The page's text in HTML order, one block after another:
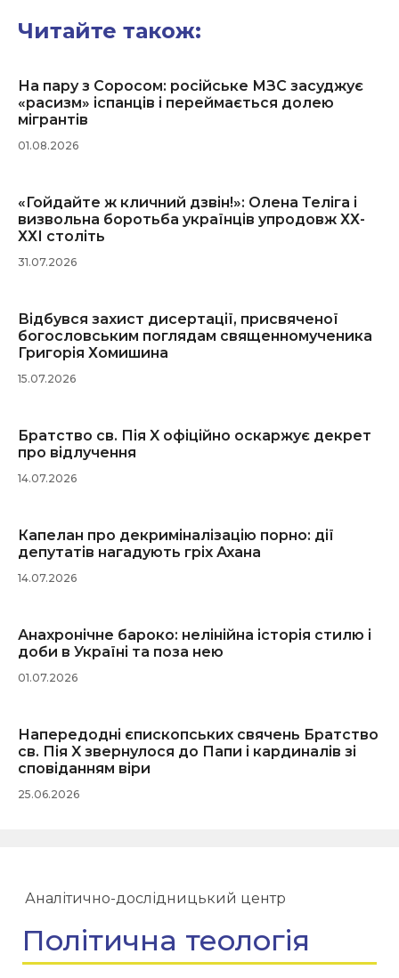
Читайте також:
На пару з Соросом: російське МЗС засуджує
«расизм» іспанців і переймається долею
мігрантів
01.08.2026
«Гойдайте ж кличний дзвін!»: Олена Теліга і
визвольна боротьба українців упродовж ХХ-
ХХІ століть
31.07.2026
Відбувся захист дисертації, присвяченої
богословським поглядам священномученика
Григорія Хомишина
15.07.2026
Братство св. Пія X офіційно оскаржує декрет
про відлучення
14.07.2026
Капелан про декриміналізацію порно: дії
депутатів нагадують гріх Ахана
14.07.2026
Анахронічне бароко: нелінійна історія стилю і
доби в Україні та поза нею
01.07.2026
Напередодні єпископських свячень Братство
св. Пія X звернулося до Папи і кардиналів зі
сповіданням віри
25.06.2026
Аналітично-дослідницький центр
Політична теологія